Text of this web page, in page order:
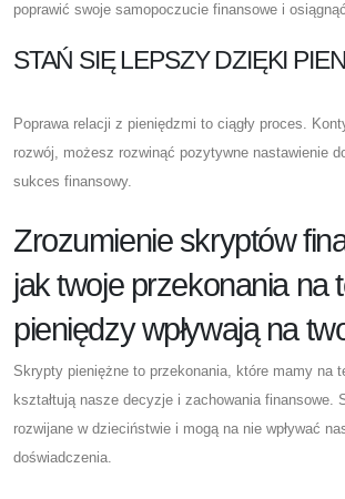
poprawić swoje samopoczucie finansowe i
STAŃ SIĘ LEPSZY DZIĘKI
Poprawa relacji z pieniędzmi to ciągły proces.
rozwój, możesz rozwinąć pozytywne nastawienie
sukces finansowy.
Zrozumienie skryptów
jak twoje przekonania na
pieniędzy wpływają na
Skrypty pieniężne to przekonania, które mamy na
kształtują nasze decyzje i zachowania finansowe.
rozwijane w dzieciństwie i mogą na nie wpływać
doświadczenia.